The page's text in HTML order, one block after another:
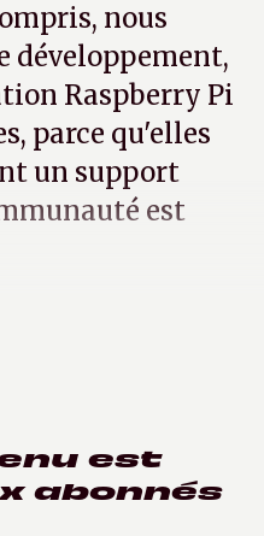
nous
développement,
Raspberry Pi
parce qu'elles
un support
est
est
abonnés